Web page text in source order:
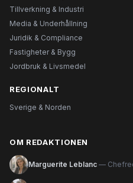
Tillverkning & Industri
Media & Underhållning
Juridik & Compliance
Fastigheter & Bygg
Jordbruk & Livsmedel
REGIONALT
Sverige & Norden
OM REDAKTIONEN
Marguerite Leblanc —